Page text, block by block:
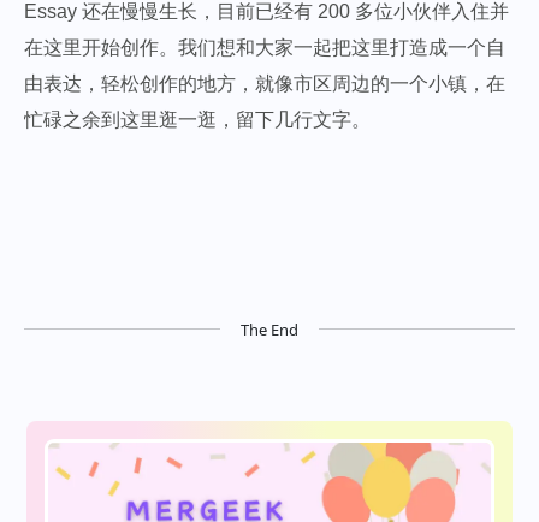
Essay 还在慢慢生长，目前已经有 200 多位小伙伴入住并
在这里开始创作。我们想和大家一起把这里打造成一个自
由表达，轻松创作的地方，就像市区周边的一个小镇，在
忙碌之余到这里逛一逛，留下几行文字。
The End